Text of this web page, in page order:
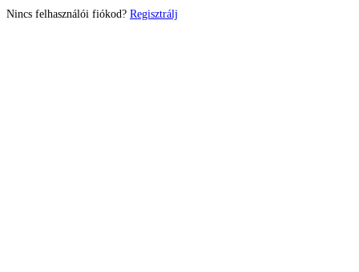
Nincs felhasználói fiókod? Regisztrálj